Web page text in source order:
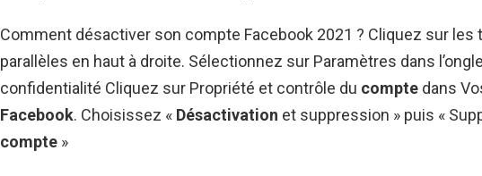
Comment désactiver son compte Facebook 2021 ? Cliquez sur les
parallèles en haut à droite. Sélectionnez sur Paramètres dans
confidentialité Cliquez sur Propriété et contrôle du compte dans
Facebook. Choisissez « Désactivation et suppression » puis «
compte »